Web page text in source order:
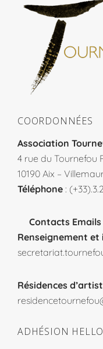
COORDONNÉES
Association
4 rue du Tournefou
10190 Aix –
Téléphone :
Contacts Emails
Renseignement
Résidences
ADHÉSION